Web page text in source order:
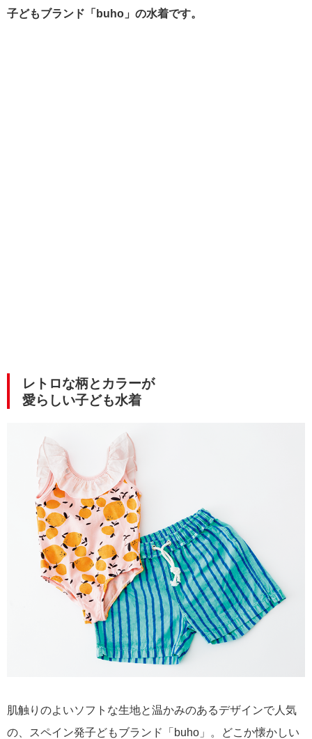
子どもブランド「buho」の水着です。
レトロな柄とカラーが
愛らしい子ども水着
肌触りのよいソフトな生地と温かみのあるデザインで人気
の、スペイン発子どもブランド「buho」。どこか懐かしい